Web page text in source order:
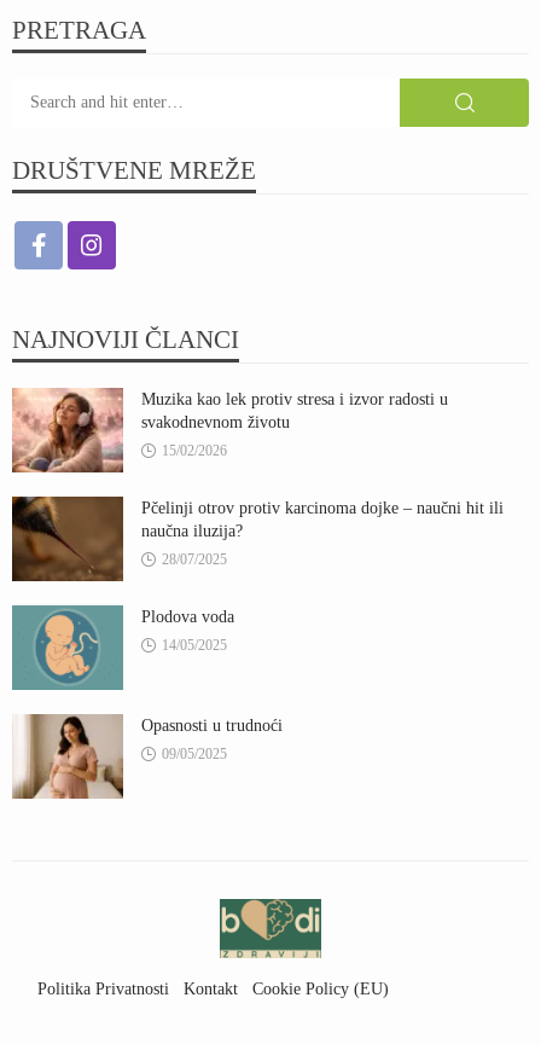
PRETRAGA
DRUŠTVENE MREŽE
NAJNOVIJI ČLANCI
Muzika kao lek protiv stresa i izvor radosti u
svakodnevnom životu
15/02/2026
Pčelinji otrov protiv karcinoma dojke – naučni hit ili
naučna iluzija?
28/07/2025
Plodova voda
14/05/2025
Opasnosti u trudnoći
09/05/2025
Politika Privatnosti Kontakt Cookie Policy (EU)